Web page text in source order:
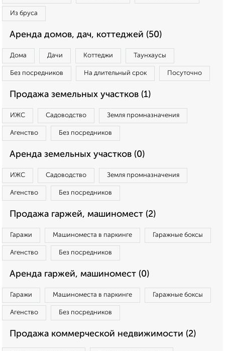
Из бруса
Аренда домов, дач, коттеджей (50)
Дома Дачи Коттеджи Таунхаусы
Без посредников На длительный срок Посуточно
Продажа земельных участков (1)
ИЖС Садоводство Земля промназначения
Агенство Без посредников
Аренда земельных участков (0)
ИЖС Садоводство Земля промназначения
Агенство Без посредников
Продажа гаржей, машиномест (2)
Гаражи Машиноместа в паркинге Гаражные боксы
Агенство Без посредников
Аренда гаржей, машиномест (0)
Гаражи Машиноместа в паркинге Гаражные боксы
Агенство Без посредников
Продажа коммерческой недвижимости (2)